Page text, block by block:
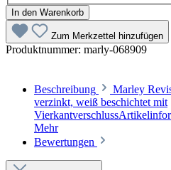
In den Warenkorb
Zum Merkzettel hinzufügen
Produktnummer: marly-068909
Beschreibung
Marley
verzinkt, weiß beschichtet mit
Mehr
Bewertungen